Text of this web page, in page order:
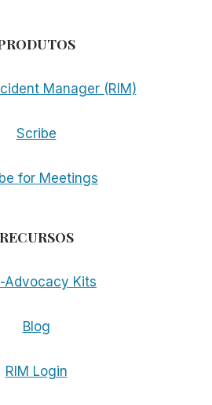
Manager (RIM)
Scribe
for Meetings
RECURSOS
Advocacy Kits
Blog
RIM Login